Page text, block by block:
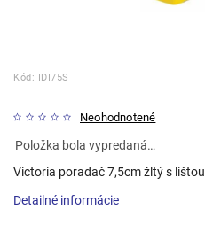
Kód: IDI75S
Neohodnotené
Položka bola vypredaná…
Victoria poradač 7,5cm žltý s lištou
Detailné informácie